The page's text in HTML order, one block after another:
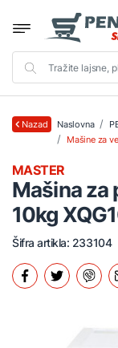
Nazad Naslovna
Mašine za
Mašina za
10kg
MASTER
Šifra artikla: 233104